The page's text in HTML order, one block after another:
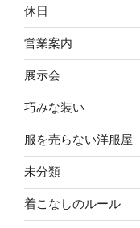
休日
営業案内
展示会
巧みな装い
服を売らない洋服屋
未分類
着こなしのルール